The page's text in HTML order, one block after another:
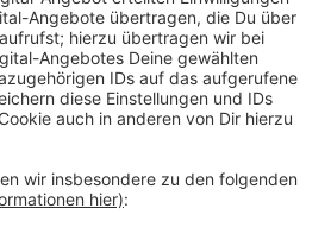
dürfen planmäßig nur bis 22 Uhr
landen. Es gibt aber auch
sind Landungen bis